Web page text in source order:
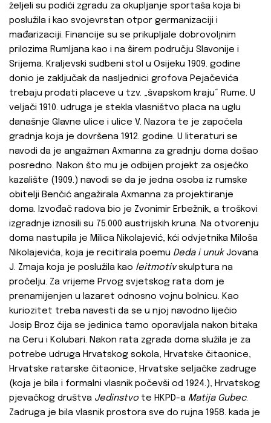
željeli su podići zgradu za okupljanje sportaša koja bi
poslužila i kao svojevrstan otpor germanizaciji i
mađarizaciji. Financije su se prikupljale dobrovoljnim
prilozima Rumljana kao i na širem području Slavonije i
Srijema. Kraljevski sudbeni stol u Osijeku 1909. godine
donio je zaključak da nasljednici grofova Pejačevića
trebaju prodati placeve u tzv. „švapskom kraju“ Rume. U
veljači 1910. udruga je stekla vlasništvo placa na uglu
današnje Glavne ulice i ulice V. Nazora te je započela
gradnja koja je dovršena 1912. godine. U literaturi se
navodi da je angažman Axmanna za gradnju doma došao
posredno. Nakon što mu je odbijen projekt za osječko
kazalište (1909.) navodi se da je jedna osoba iz rumske
obitelji Benčić angažirala Axmanna za projektiranje
doma. Izvođač radova bio je Zvonimir Erbežnik, a troškovi
izgradnje iznosili su 75.000 austrijskih kruna. Na otvorenju
doma nastupila je Milica Nikolajević, kći odvjetnika Miloša
Nikolajevića, koja je recitirala poemu Deda i unukJovana
J. Zmaja koja je poslužila kao leitmotivskulptura na
pročelju. Za vrijeme Prvog svjetskog rata dom je
prenamijenjen u lazaret odnosno vojnu bolnicu. Kao
kuriozitet treba navesti da se u njoj navodno liječio
Josip Broz čija se jedinica tamo oporavljala nakon bitaka
na Ceru i Kolubari. Nakon rata zgrada doma služila je za
potrebe udruga Hrvatskog sokola, Hrvatske čitaonice,
Hrvatske ratarske čitaonice, Hrvatske seljačke zadruge
(koja je bila i formalni vlasnik počevši od 1924.), Hrvatskog
pjevačkog društva Jedinstvo te HKPD-a Matija Gubec.
Zadruga je bila vlasnik prostora sve do rujna 1958. kada je